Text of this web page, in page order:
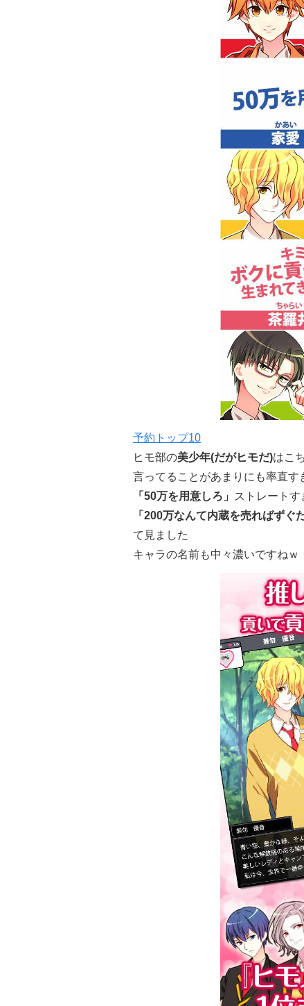
予約トップ10
ヒモ部の美少年(だがヒモだ)はこ
言ってることがあまりにも率直す
「50万を用意しろ」
ストレートす
「200万なんて内蔵を売ればずぐ
て見ました
キャラの名前も中々濃いですねｗ